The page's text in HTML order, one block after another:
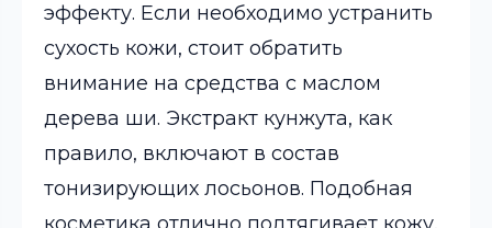
эффекту. Если необходимо устранить
сухость кожи, стоит обратить
внимание на средства с маслом
дерева ши. Экстракт кунжута, как
правило, включают в состав
тонизирующих лосьонов. Подобная